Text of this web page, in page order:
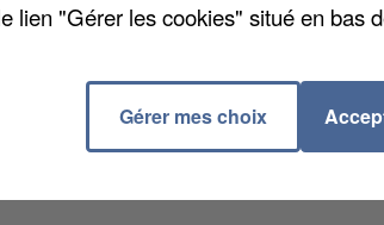
à 18h00
lien "Gérer les cookies" situé en bas
Gérer mes choix